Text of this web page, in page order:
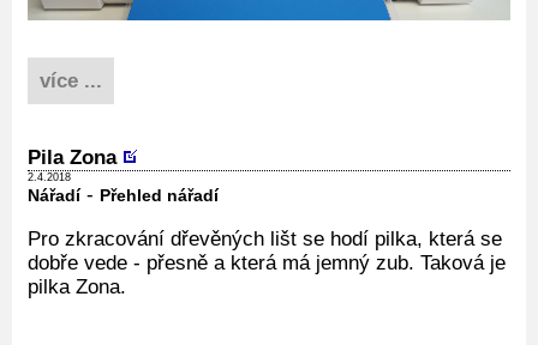
více ...
Pila Zona
2.4.2018
Nářadí- Přehled nářadí
Pro zkracování dřevěných lišt se hodí pilka, která se
dobře vede - přesně a která má jemný zub. Taková je
pilka Zona.